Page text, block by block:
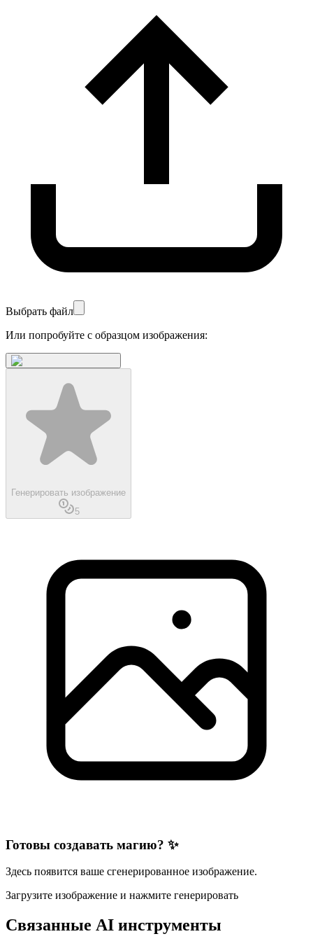
Выбрать файл
Или попробуйте с образцом изображения:
Генерировать изображение
5
Готовы создавать магию? ✨
Здесь появится ваше сгенерированное изображение.
Загрузите изображение и нажмите генерировать
Связанные AI инструменты